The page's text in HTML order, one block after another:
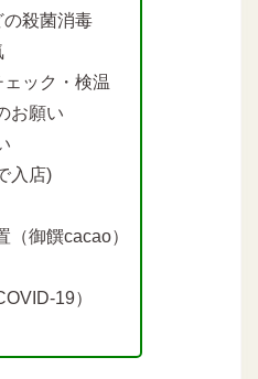
殺菌消毒
ック・検温
お願い
入店)
（御饌cacao）
19）